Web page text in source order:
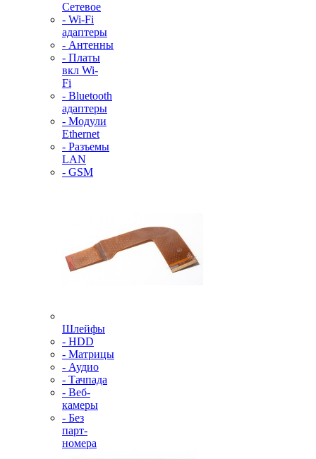
Сетевое
- Wi-Fi
адаптеры
- Антенны
- Платы
вкл Wi-
Fi
- Bluetooth
адаптеры
- Модули
Ethernet
- Разъемы
LAN
- GSM
Шлейфы
- HDD
- Матрицы
- Аудио
- Тачпада
- Веб-
камеры
- Без
парт-
номера